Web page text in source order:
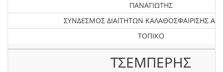
ΠΑΝΑΓΙΩΤΗΣ
ΣΥΝΔΕΣΜΟΣ ΔΙΑΙΤΗΤΩΝ ΚΑΛΑΘΟΣΦΑΙΡΙΣΗΣ
ΤΟΠΙΚΟ
ΤΣΕΜΠΕΡΗΣ